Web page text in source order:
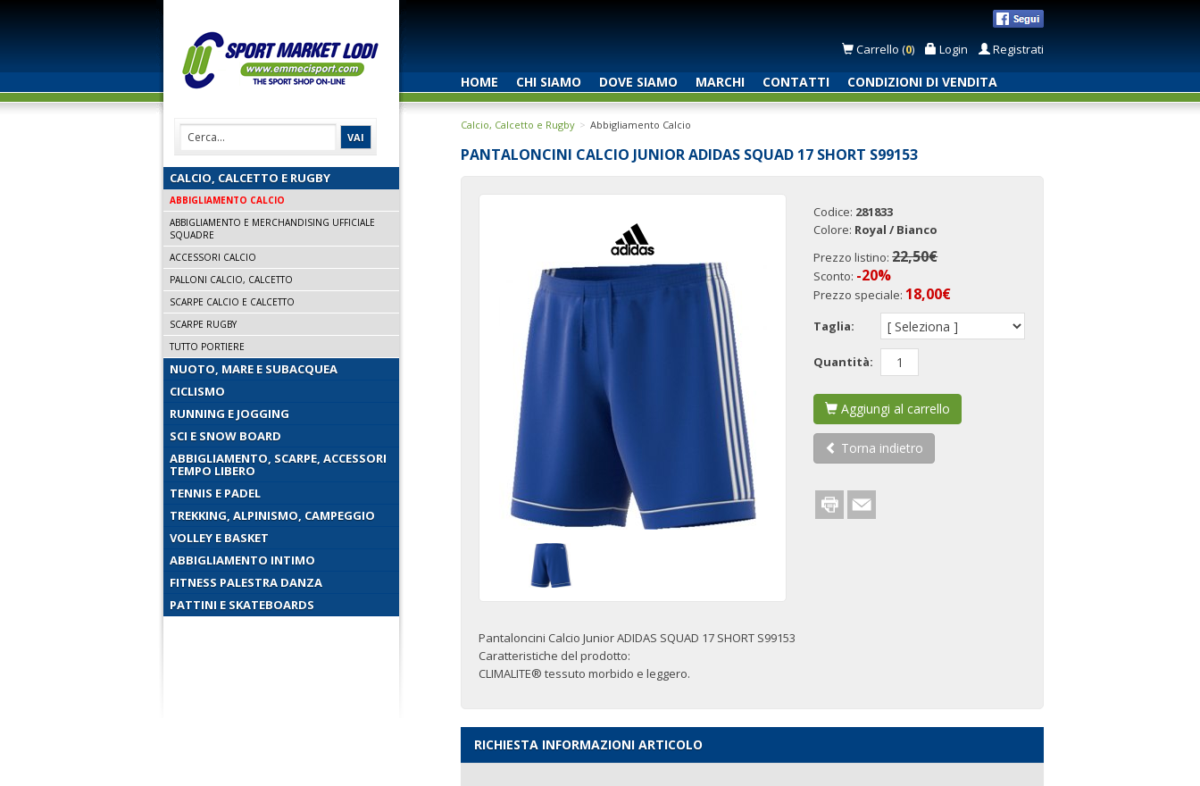
CALCIO, CALCETTO E RUGBY
ABBIGLIAMENTO CALCIO
ABBIGLIAMENTO E MERCHANDISING UFFICIALE
SQUADRE
ACCESSORI CALCIO
PALLONI CALCIO, CALCETTO
SCARPE CALCIO E CALCETTO
SCARPE RUGBY
TUTTO PORTIERE
NUOTO, MARE E SUBACQUEA
CICLISMO
RUNNING E JOGGING
SCI E SNOW BOARD
ABBIGLIAMENTO, SCARPE, ACCESSORI
TEMPO LIBERO
TENNIS E PADEL
TREKKING, ALPINISMO, CAMPEGGIO
VOLLEY E BASKET
ABBIGLIAMENTO INTIMO
FITNESS PALESTRA DANZA
PATTINI E SKATEBOARDS
Carrello (0) Login Registrati
HOME CHI SIAMO DOVE SIAMO MARCHI CONTATTI CONDIZIONI DI VENDITA
Calcio, Calcetto e Rugby Abbigliamento Calcio
PANTALONCINI CALCIO JUNIOR ADIDAS SQUAD 17 SHORT S99153
Codice: 281833
Colore: Royal / Bianco
Prezzo listino:22,50€
Sconto: -20%
Prezzo speciale: 18,00€
Taglia:
Quantità:
Aggiungi al carrello
Torna indietro
Pantaloncini Calcio Junior ADIDAS SQUAD 17 SHORT S99153
Caratteristiche del prodotto:
CLIMALITE® tessuto morbido e leggero.
RICHIESTA INFORMAZIONI ARTICOLO